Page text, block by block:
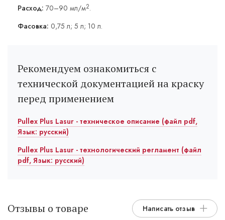
Расход: 70–90 мл/м2.
Фасовка: 0,75 л; 5 л; 10 л.
Рекомендуем ознакомиться с
технической документацией на краску
перед применением
Pullex Plus Lasur - техническое описание (файл pdf,
Язык: русский)
Pullex Plus Lasur - технологический регламент (файл
pdf, Язык: русский)
Отзывы о товаре Написать отзыв